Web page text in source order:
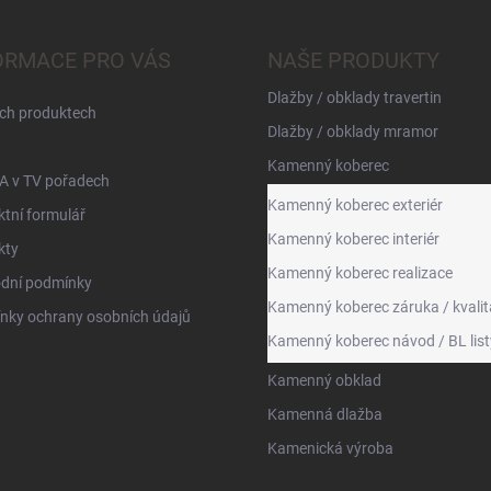
PRO VÁS
produktech
v TV pořadech
formulář
podmínky
ochrany osobních údajů
NAŠE PRODUKTY
Dlažby / obklady travertin
Dlažby / obklady mramor
Kamenný koberec
Kamenný koberec exteriér
Kamenný koberec interiér
Kamenný koberec realizace
Kamenný koberec záruka /
Kamenný koberec návod / BL
Kamenný obklad
Kamenná dlažba
Kamenická výroba